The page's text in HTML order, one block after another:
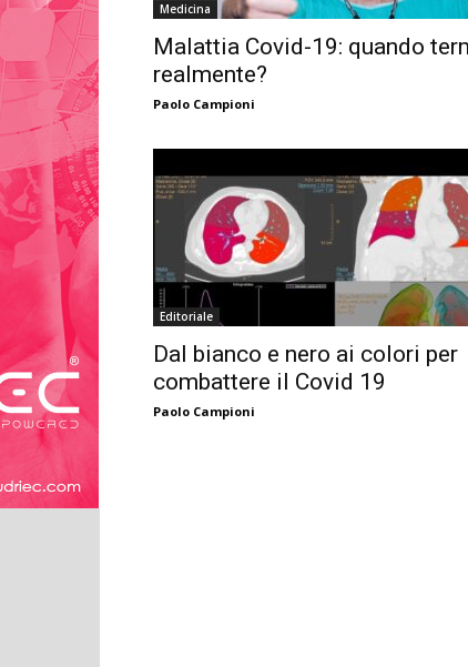
Medicina
Malattia Covid-19: quando
realmente?
Paolo Campioni
Editoriale
Dal bianco e nero ai colori per
combattere il Covid 19
Paolo Campioni